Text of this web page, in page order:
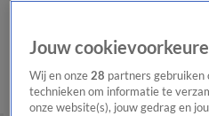
Jouw
Wij en onze28 partners gebruiken
technieken om informatie te
onze website(s), jouw gedrag en